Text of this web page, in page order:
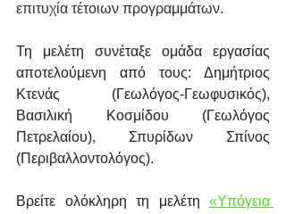
επιτυχία τέτοιων προγραμμάτων.
Τη μελέτη συνέταξε ομάδα εργασίας
αποτελούμενη από τους: Δημήτριος
Κτενάς (Γεωλόγος-Γεωφυσικός),
Βασιλική Κοσμίδου (Γεωλόγος
Πετρελαίου), Σπυρίδων Σπίνος
(Περιβαλλοντολόγος).
Βρείτε ολόκληρη τη μελέτη «Υπόγεια